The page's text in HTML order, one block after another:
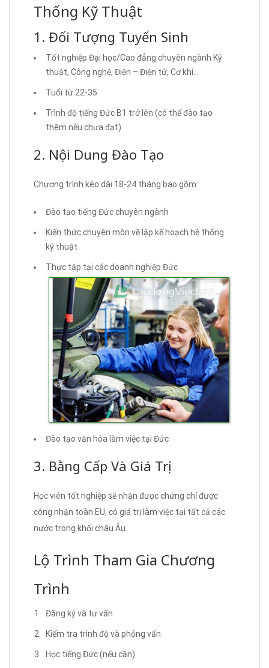
Thống Kỹ Thuật
1. Đối Tượng Tuyển Sinh
Tốt nghiệp Đại học/Cao đẳng chuyên ngành Kỹ
thuật, Công nghệ, Điện – Điện tử, Cơ khí…
Tuổi từ 22-35
Trình độ tiếng Đức B1 trở lên (có thể đào tạo
thêm nếu chưa đạt)
2. Nội Dung Đào Tạo
Chương trình kéo dài 18-24 tháng bao gồm:
Đào tạo tiếng Đức chuyên ngành
Kiến thức chuyên môn về lập kế hoạch hệ thống
kỹ thuật
Thực tập tại các doanh nghiệp Đức
Đào tạo văn hóa làm việc tại Đức
3. Bằng Cấp Và Giá Trị
Học viên tốt nghiệp sẽ nhận được chứng chỉ được
công nhận toàn EU, có giá trị làm việc tại tất cả các
nước trong khối châu Âu.
Lộ Trình Tham Gia Chương
Trình
Đăng ký và tư vấn
Kiểm tra trình độ và phỏng vấn
Học tiếng Đức (nếu cần)